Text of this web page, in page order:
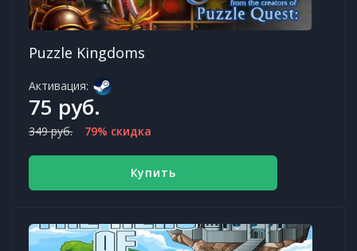
Puzzle Kingdoms
Активация:
75 руб.
349 руб. 79% скидка
Купить